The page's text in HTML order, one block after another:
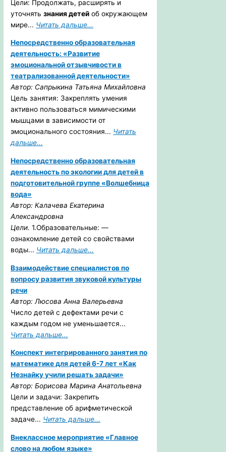
Цели: Продолжать, расширять и
уточнятьзнания детей об окружающем
мире... Читать дальше...
Непосредственно образовательная
деятельность: «Развитие
эмоциональной отзывчивости в
театрализованной деятельности»
Автор: Сапрыкина Татьяна Михайловна
Цель занятия: Закреплять умения
активно пользоваться мимическими
мышцами в зависимости от
эмоционального состояния... Читать
дальше...
Непосредственно образовательная
деятельность по экологии для детей в
подготовительной группе «Волшебница
вода»
Автор: Калачева Екатерина
Александровна
Цели.1.Образовательные: —
ознакомление детей со свойствами
воды... Читать дальше...
Взаимодействие специалистов по
вопросу развития звуковой культуры
речи
Автор: Люсова Анна Валерьевна
Число детей с дефектами речи с
каждым годом не уменьшается...
Читать дальше...
Конспект интегрированного занятия по
математике для детей 6-7 лет «Как
Незнайку учили решать задачи»
Автор: Борисова Марина Анатольевна
Цели и задачи: Закрепить
представление об арифметической
задаче... Читать дальше...
Внеклассное мероприятие «Главное
слово на любом языке»